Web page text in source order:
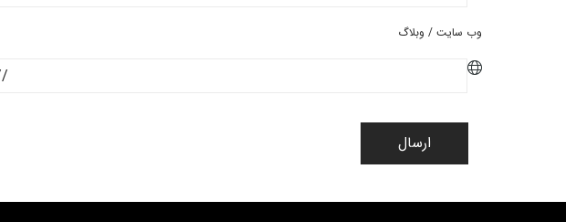
وب سایت / وبلاگ
ارسال